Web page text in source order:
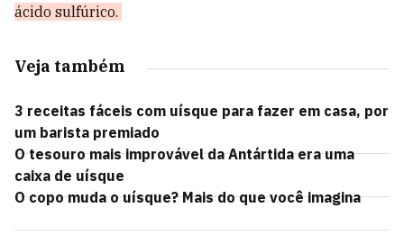
ácido sulfúrico.
Veja também
3 receitas fáceis com uísque para fazer em casa, por
um barista premiado
O tesouro mais improvável da Antártida era uma
caixa de uísque
O copo muda o uísque? Mais do que você imagina